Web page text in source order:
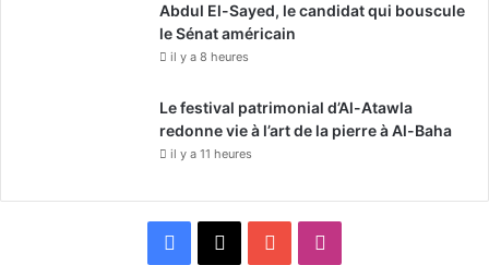
Abdul El-Sayed, le candidat qui bouscule
le Sénat américain
il y a 8 heures
Le festival patrimonial d’Al-Atawla
redonne vie à l’art de la pierre à Al-Baha
il y a 11 heures